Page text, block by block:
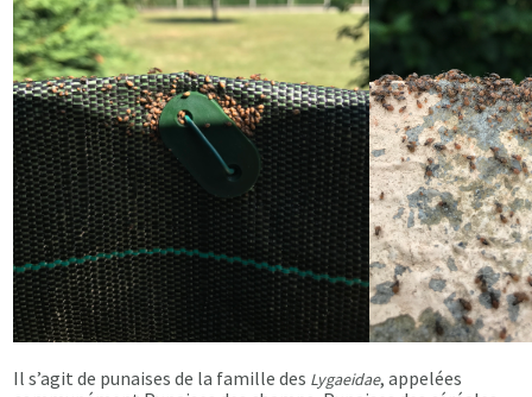
Il s’agit de punaises de la famille des Lygaeidae, appelées